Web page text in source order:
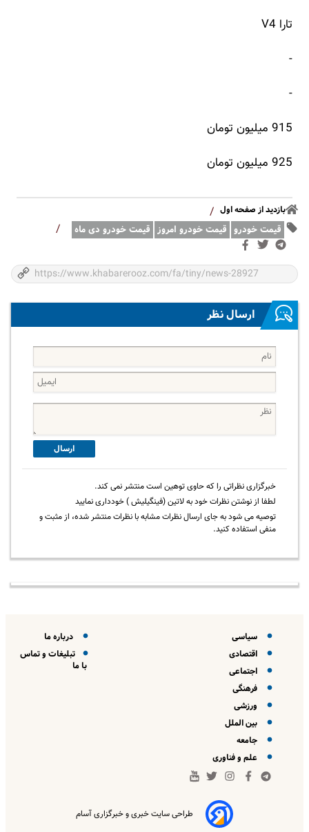
تارا V4
-
-
915 میلیون تومان
925 میلیون تومان
بازدید از صفحه اول /
قیمت خودرو قیمت خودرو امروز قیمت خودرو دی ماه /
ارسال نظر
ارسال
خبرگزاری نظراتی را که حاوی توهین است منتشر نمی کند.
لطفا از نوشتن نظرات خود به لاتین (فینگیلیش ) خودداری نمایید
توصیه می شود به جای ارسال نظرات مشابه با نظرات منتشر شده، از مثبت و
منفی استفاده کنید.
سیاسی
اقتصادی
اجتماعی
فرهنگی
ورزشی
بین الملل
جامعه
علم و فناوری
درباره ما
تبلیغات و تماس
با ما
طراحی سایت خبری و خبرگزاری آسام